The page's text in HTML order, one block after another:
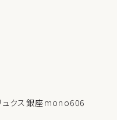
クス銀座mono606